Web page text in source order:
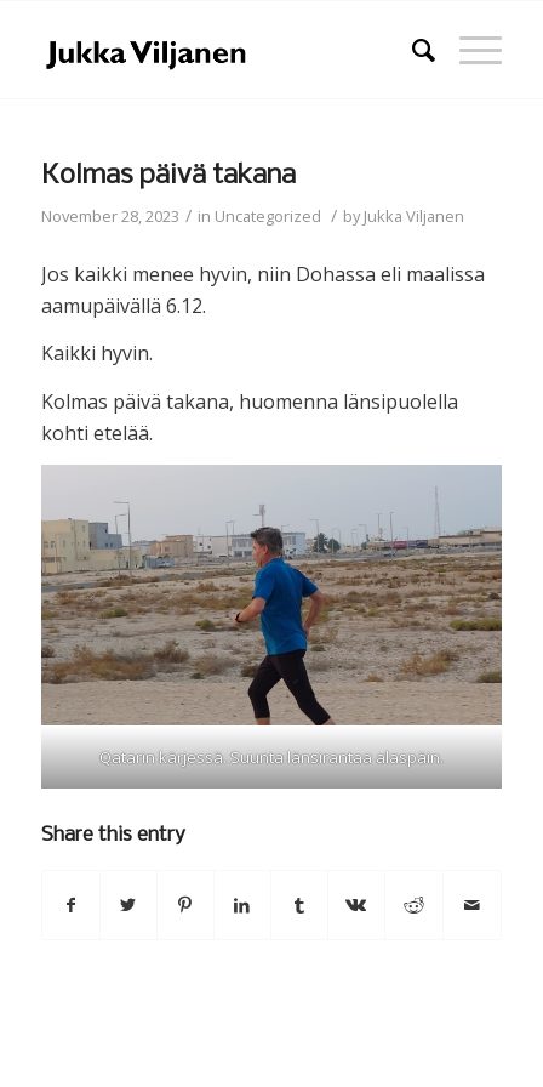
Kolmas päivä takana
November 28, 2023 / in Uncategorized / byJukka Viljanen
Jos kaikki menee hyvin, niin Dohassa eli maalissa
aamupäivällä 6.12.
Kaikki hyvin.
Kolmas päivä takana, huomenna länsipuolella
kohti etelää.
Qatarin kärjessä. Suunta länsirantaa alaspäin.
Share this entry